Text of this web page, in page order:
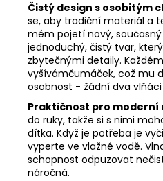
Čistý design s osobitým
se, aby tradiční materiál a
mém pojetí nový,
jednoduchý, čistý tvar,
zbytečnými detaily.
vyšívámčumáček, což mu
osobnost - žádní dva
Praktičnost pro moderní
do ruky, takže si s nimi
dítka. Když je potřeba je
vyperte ve vlažné vodě.
schopnost odpuzovat
náročná.